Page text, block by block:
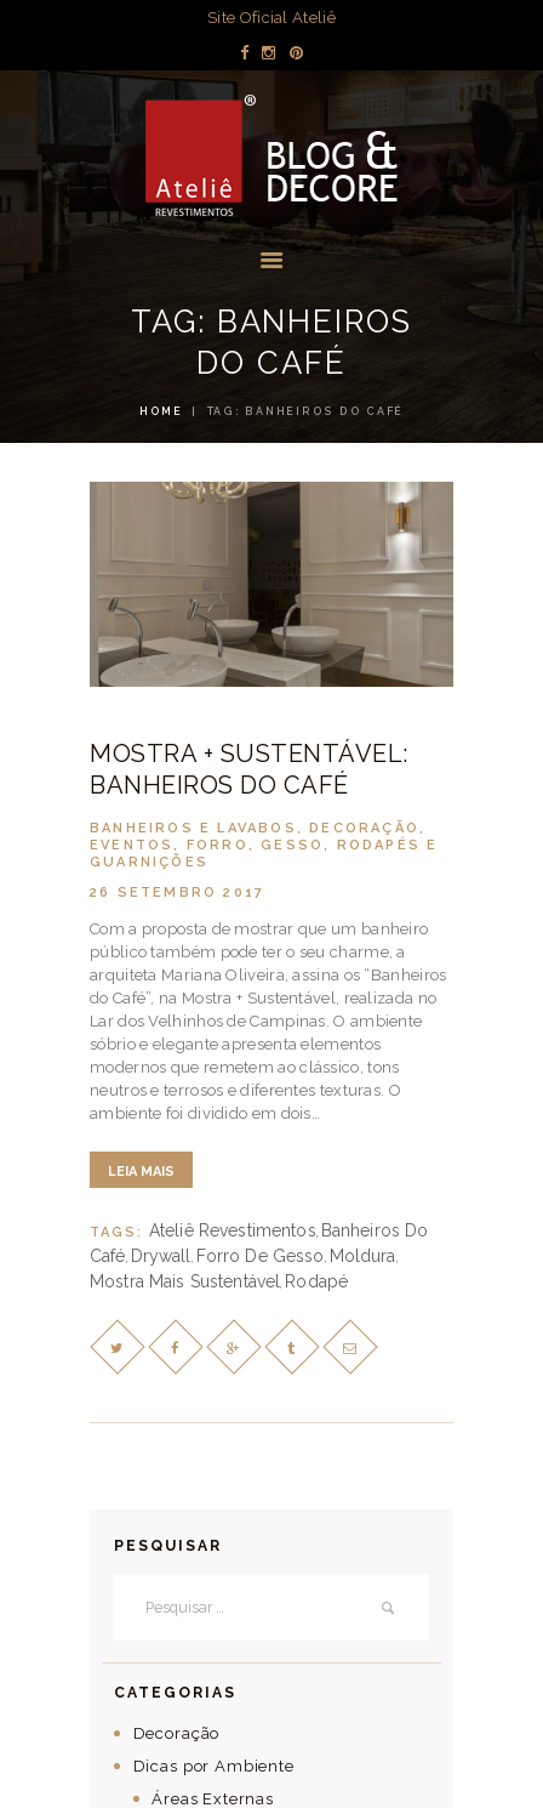
Site Oficial Ateliê
TAG: BANHEIROS
DO CAFÉ
HOME TAG: BANHEIROS DO CAFÉ
BLOG & DECORE - ATELIÊ
REVESTIMENTOS
Blog com dicas de decorações e interiores.
DECORAÇÃO
DICAS POR
AMBIENTE
MÍDIA
EVENTOS
CONTATO
MOSTRA + SUSTENTÁVEL:
BANHEIROS DO CAFÉ
BANHEIROS E LAVABOS ,DECORAÇÃO,
EVENTOS, FORRO ,GESSO, RODAPÉS E
GUARNIÇÕES
26 SETEMBRO 2017
Com a proposta de mostrar que um banheiro
público também pode ter o seu charme, a
arquiteta Mariana Oliveira, assina os “Banheiros
do Café”, na Mostra + Sustentável, realizada no
Lar dos Velhinhos de Campinas. O ambiente
sóbrio e elegante apresenta elementos
modernos que remetem ao clássico, tons
neutros e terrosos e diferentes texturas. O
ambiente foi dividido em dois…
LEIA MAIS
TAGS: Ateliê Revestimentos Banheiros Do
Café Drywall Forro De Gesso Moldura
Mostra Mais Sustentável Rodapé
PESQUISAR
CATEGORIAS
Decoração
Dicas por Ambiente
Áreas Externas